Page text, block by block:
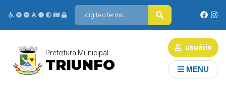
usuário
Prefeitura Municipal
TRIUNFO MENU